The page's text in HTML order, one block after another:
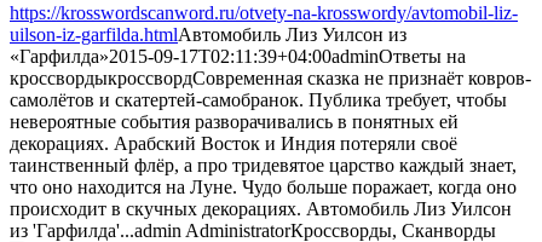
https://krosswordscanword.ru/otvety-na-krosswordy/avtomobil-liz-
uilson-iz-garfilda.htmlАвтомобиль Лиз Уилсон из
«Гарфилда»2015-09-17T02:11:39+04:00adminОтветы на
кроссвордыкроссвордСовременная сказка не признаёт ковров-
самолётов и скатертей-самобранок. Публика требует, чтобы
невероятные события разворачивались в понятных ей
декорациях. Арабский Восток и Индия потеряли своё
таинственный флёр, а про тридевятое царство каждый знает,
что оно находится на Луне. Чудо больше поражает, когда оно
происходит в скучных декорациях. Автомобиль Лиз Уилсон
из 'Гарфилда'...admin AdministratorКроссворды, Сканворды